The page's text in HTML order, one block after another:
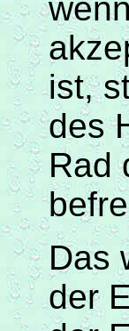
ist,
des
Rad
Das
der